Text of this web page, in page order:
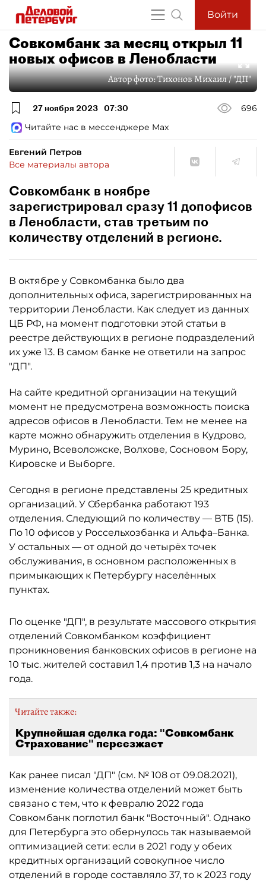
Войти
Совкомбанк за месяц открыл 11
новых офисов в Ленобласти
Автор фото:Тихонов Михаил / "ДП"
27 ноября 2023 07:30
696
Читайте нас в мессенджере Max
Евгений Петров
Все материалы автора
Совкомбанк в ноябре
зарегистрировал сразу 11 допофисов
в Ленобласти, став третьим по
количеству отделений в регионе.
В октябре у Совкомбанка было два
дополнительных офиса, зарегистрированных на
территории Ленобласти. Как следует из данных
ЦБ РФ, на момент подготовки этой статьи в
реестре действующих в регионе подразделений
их уже 13. В самом банке не ответили на запрос
"ДП".
На сайте кредитной организации на текущий
момент не предусмотрена возможность поиска
адресов офисов в Ленобласти. Тем не менее на
карте можно обнаружить отделения в Кудрово,
Мурино, Всеволожске, Волхове, Сосновом Бору,
Кировске и Выборге.
Сегодня в регионе представлены 25 кредитных
организаций. У Сбербанка работают 193
отделения. Следующий по количеству — ВТБ (15).
По 10 офисов у Россельхозбанка и Альфа–Банка.
У остальных — от одной до четырёх точек
обслуживания, в основном расположенных в
примыкающих к Петербургу населённых
пунктах.
По оценке "ДП", в результате массового открытия
отделений Совкомбанком коэффициент
проникновения банковских офисов в регионе на
10 тыс. жителей составил 1,4 против 1,3 на начало
года.
Читайте также:
Крупнейшая сделка года: "Совкомбанк
Страхование" переезжает
Как ранее писал "ДП" (см. № 108 от 09.08.2021),
изменение количества отделений может быть
связано с тем, что к февралю 2022 года
Совкомбанк поглотил банк "Восточный". Однако
для Петербурга это обернулось так называемой
оптимизацией сети: если в 2021 году у обеих
кредитных организаций совокупное число
отделений в городе составляло 37, то к 2023 году